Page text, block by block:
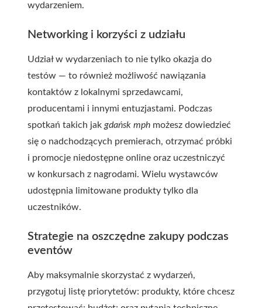
wydarzeniem.
Networking i korzyści z udziału
Udział w wydarzeniach to nie tylko okazja do
testów — to również możliwość nawiązania
kontaktów z lokalnymi sprzedawcami,
producentami i innymi entuzjastami. Podczas
spotkań takich jak gdańsk mph możesz dowiedzieć
się o nadchodzących premierach, otrzymać próbki
i promocje niedostępne online oraz uczestniczyć
w konkursach z nagrodami. Wielu wystawców
udostępnia limitowane produkty tylko dla
uczestników.
Strategie na oszczędne zakupy podczas
eventów
Aby maksymalnie skorzystać z wydarzeń,
przygotuj listę priorytetów: produkty, które chcesz